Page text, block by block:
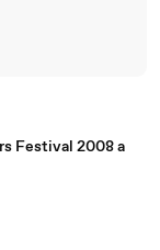
Festival 2008 a